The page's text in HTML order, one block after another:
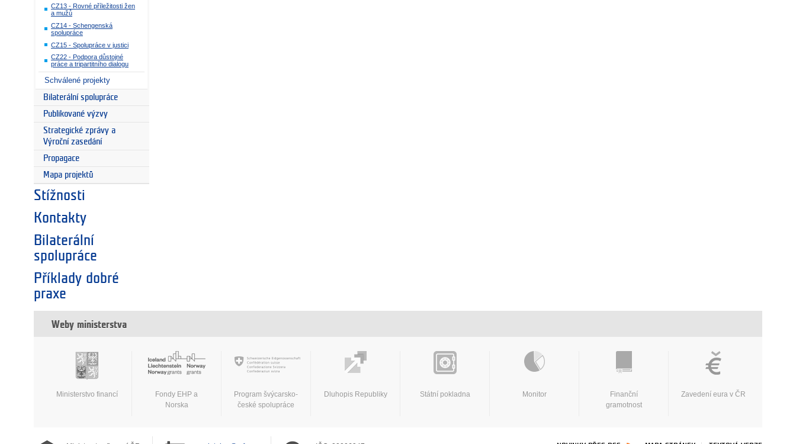
CZ13 - Rovné příležitosti žen
a mužů
CZ14 - Schengenská
spolupráce
CZ15 - Spolupráce v justici
CZ22 - Podpora důstojné
práce a tripartitního dialogu
Schválené projekty
Bilaterální spolupráce
Publikované výzvy
Strategické zprávy a
Výroční zasedání
Propagace
Mapa projektů
Stížnosti
Kontakty
Bilaterální
spolupráce
Příklady dobré
praxe
Weby ministerstva
Ministerstvo financí
Fondy EHP a
Norska
Program švýcarsko-
české spolupráce
Dluhopis Republiky Státní pokladna Monitor
Finanční
gramotnost
Zavedení eura v ČR